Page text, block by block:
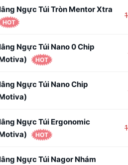
Ngực Túi Tròn Mentor Xtra
HOT
Ngực Túi Nano 0 Chip
HOT
Ngực Túi Nano Chip
Ngực Túi Ergonomic
HOT
Ngực Túi Nagor Nhám